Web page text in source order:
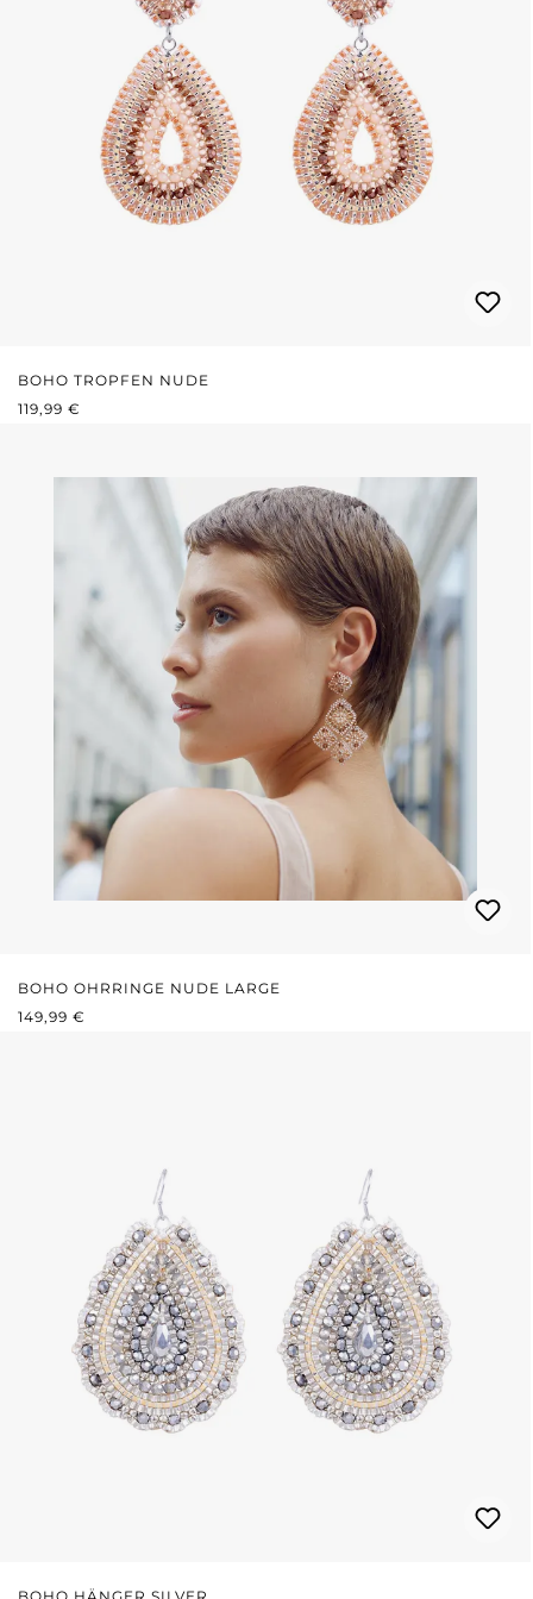
BOHO TROPFEN NUDE
REGULÄRER PREIS:
119,99 €
BOHO OHRRINGE NUDE LARGE
REGULÄRER PREIS:
149,99 €